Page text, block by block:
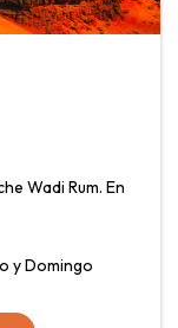
Wadi Rum. En
y Domingo